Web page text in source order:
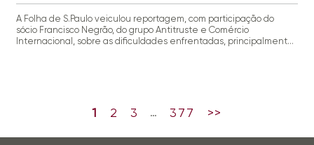
A Folha de S.Paulo veiculou reportagem, com participação do
sócio Francisco Negrão, do grupo Antitruste e Comércio
Internacional, sobre as dificuldades enfrentadas, principalmente
1 2 3 … 377 >>